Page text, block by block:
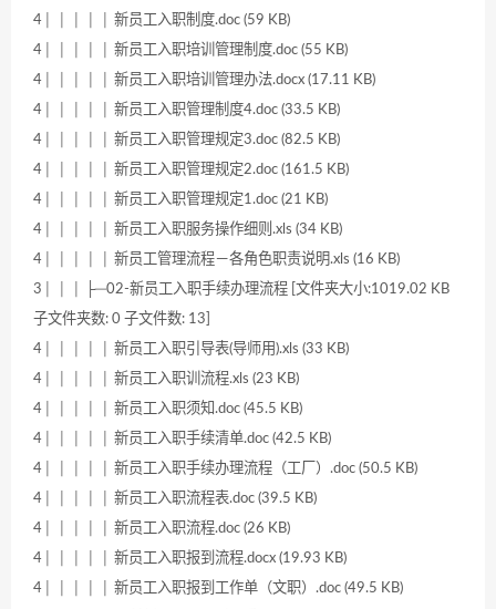
4│ │ │ │ │ 新员工入职制度.doc (59 KB)
4│ │ │ │ │ 新员工入职培训管理制度.doc (55 KB)
4│ │ │ │ │ 新员工入职培训管理办法.docx (17.11 KB)
4│ │ │ │ │ 新员工入职管理制度4.doc (33.5 KB)
4│ │ │ │ │ 新员工入职管理规定3.doc (82.5 KB)
4│ │ │ │ │ 新员工入职管理规定2.doc (161.5 KB)
4│ │ │ │ │ 新员工入职管理规定1.doc (21 KB)
4│ │ │ │ │ 新员工入职服务操作细则.xls (34 KB)
4│ │ │ │ │ 新员工管理流程－各角色职责说明.xls (16 KB)
3│ │ │ ├─02-新员工入职手续办理流程 [文件夹大小:1019.02 KB
子文件夹数: 0 子文件数: 13]
4│ │ │ │ │ 新员工入职引导表(导师用).xls (33 KB)
4│ │ │ │ │ 新员工入职训流程.xls (23 KB)
4│ │ │ │ │ 新员工入职须知.doc (45.5 KB)
4│ │ │ │ │ 新员工入职手续清单.doc (42.5 KB)
4│ │ │ │ │ 新员工入职手续办理流程（工厂）.doc (50.5 KB)
4│ │ │ │ │ 新员工入职流程表.doc (39.5 KB)
4│ │ │ │ │ 新员工入职流程.doc (26 KB)
4│ │ │ │ │ 新员工入职报到流程.docx (19.93 KB)
4│ │ │ │ │ 新员工入职报到工作单（文职）.doc (49.5 KB)